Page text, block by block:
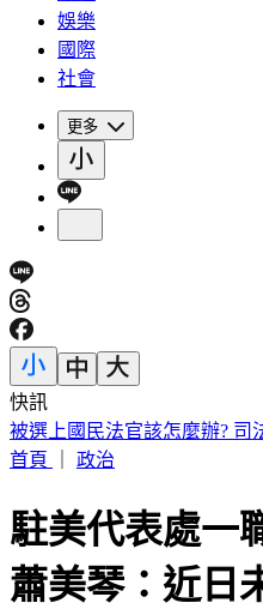
娛樂
國際
社會
更多
快訊
下週一颱風假？白海豚路徑
首頁
政治
駐美代表處一
蕭美琴：近日